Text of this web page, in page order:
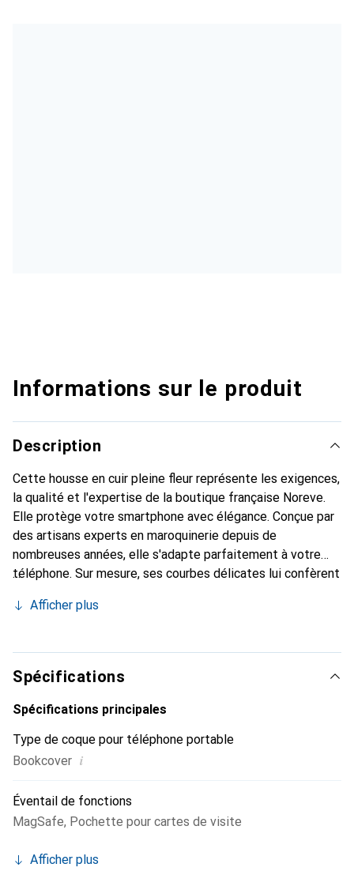
Informations sur le produit
Description
Cette housse en cuir pleine fleur représente les exigences,
la qualité et l'expertise de la boutique française Noreve.
Elle protège votre smartphone avec élégance. Conçue par
des artisans experts en maroquinerie depuis de
nombreuses années, elle s'adapte parfaitement à votre
téléphone. Sur mesure, ses courbes délicates lui confèrent
chic et essentiel pour votre smartphone. Reconnaissable à
marque Noreve est un choix sûr pour une clientèle
exigeante.
Afficher plus
Spécifications
Spécifications principales
Type de coque pour téléphone portable
Bookcover i
Éventail de fonctions
MagSafe, Pochette pour cartes de visite
Afficher plus